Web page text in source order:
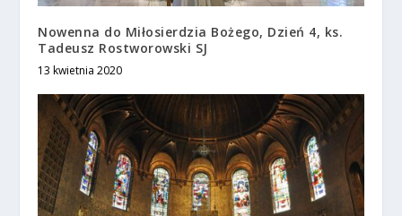
Nowenna do Miłosierdzia Bożego, Dzień 4, ks.
Tadeusz Rostworowski SJ
13 kwietnia 2020